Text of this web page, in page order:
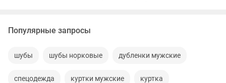
Популярные запросы
шубы шубы норковые дубленки мужские
спецодежда куртки мужские куртка